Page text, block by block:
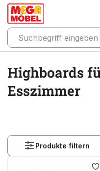
Highboards
Esszimmer
Produkte filtern